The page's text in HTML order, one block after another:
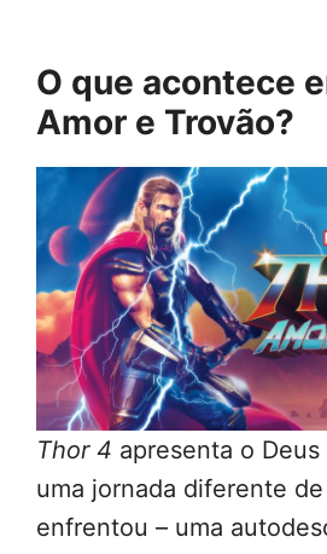
O que acontece
Amor e Trovão?
Thor 4 apresenta o
uma jornada diferente
enfrentou – uma